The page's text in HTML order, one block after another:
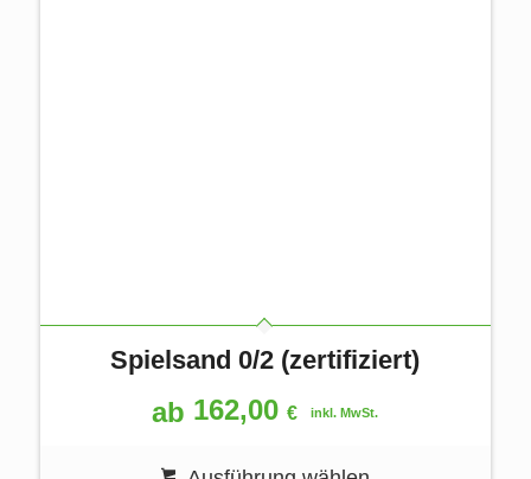
Spielsand 0/2 (zertifiziert)
ab 162,00€ inkl. MwSt.